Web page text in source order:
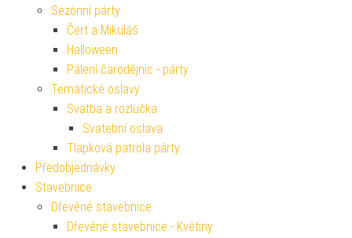
Sezónní párty
Čert a Mikuláš
Halloween
Pálení čarodějnic - párty
Tematické oslavy
Svatba a rozlučka
Svatební oslava
Tlapková patrola párty
Předobjednávky
Stavebnice
Dřevěné stavebnice
Dřevěné stavebnice - Květiny